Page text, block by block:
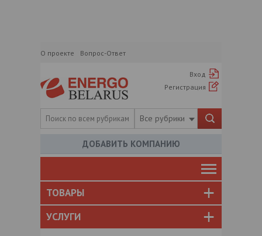
О проекте Вопрос-Ответ
Вход
Регистрация
Все рубрики
ДОБАВИТЬ КОМПАНИЮ
ТОВАРЫ
УСЛУГИ